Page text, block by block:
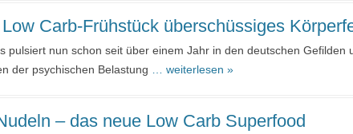
Carb-Frühstück überschüssiges
pulsiert nun schon seit über einem Jahr in den deutschen Gefilden
der psychischen Belastung
… weiterlesen »
– das neue Low Carb Superfood